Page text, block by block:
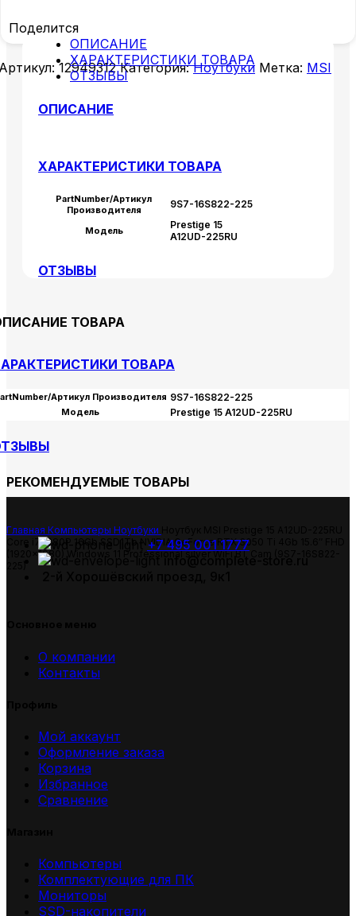
Поделится
12949312Категория: Ноутбуки Метка: MSI
ОПИСАНИЕ
ХАРАКТЕРИСТИКИ ТОВАРА
ОТЗЫВЫ
ОПИСАНИЕ
ХАРАКТЕРИСТИКИ ТОВАРА
PartNumber/Артикул
Производителя
9S7-16S822-225
Модель
Prestige 15
A12UD-225RU
ОТЗЫВЫ
ТОВАРА
ТОВАРА
Артикул Производителя 9S7-16S822-225
Модель Prestige 15 A12UD-225RU
РЕКОМЕНДУЕМЫЕ ТОВАРЫ
Главная Компьютеры Ноутбуки
Core i7 1280P 16Gb SSD1Tb NVIDIA GeForce RTX 3050 Ti 4Gb 15.6″ FHD
(1920×1080) Windows 11 Professional silver WiFi BT Cam (9S7-16S822-
+7 495 001 1777
О компании
Контакты
Мой аккаунт
Оформление заказа
Корзина
Избранное
Сравнение
Компьютеры
Комплектующие для ПК
Мониторы
SSD-накопители